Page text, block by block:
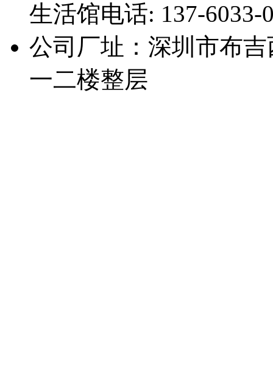
生活馆电话: 137-6033-
公司厂址：深圳市布
一二楼整层